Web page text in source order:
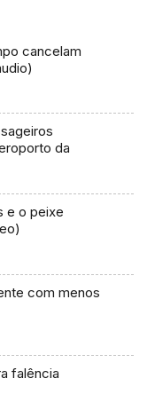
cancelam
da
com menos
falência